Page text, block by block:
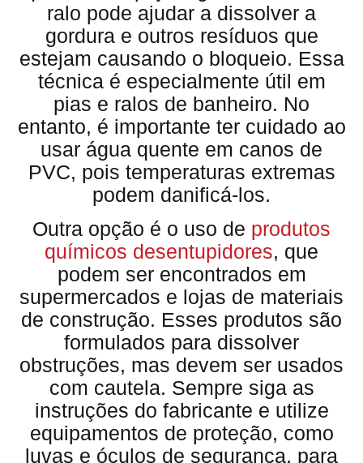
ralo pode ajudar a dissolver a
gordura e outros resíduos que
estejam causando o bloqueio. Essa
técnica é especialmente útil em
pias e ralos de banheiro. No
entanto, é importante ter cuidado ao
usar água quente em canos de
PVC, pois temperaturas extremas
podem danificá-los.
Outra opção é o uso de produtos
químicos desentupidores, que
podem ser encontrados em
supermercados e lojas de materiais
de construção. Esses produtos são
formulados para dissolver
obstruções, mas devem ser usados
com cautela. Sempre siga as
instruções do fabricante e utilize
equipamentos de proteção, como
luvas e óculos de segurança, para